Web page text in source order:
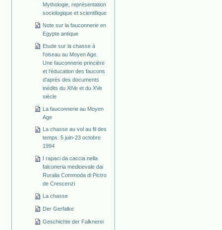
Mythologie, représentation
sociologique et scientifique
Note sur la fauconnerie en
Egypte antique
Etude sur la chasse à
l'oiseau au Moyen Age.
Une fauconnerie princière
et l'éducation des faucons
d'après des documents
inédits du XIVe et du XVe
siècle
La fauconnerie au Moyen
Age
La chasse au vol au fil des
temps. 5 juin-23 octobre
1994
I rapaci da caccia nella
falconeria medioevale dai
Ruralia Commoda di Pictro
de Crescenzi
La chasse
Der Gerfalke
Geschichte der Falknerei